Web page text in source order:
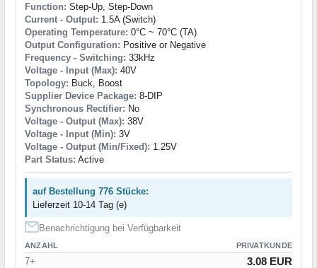
Function: Step-Up, Step-Down
Current - Output: 1.5A (Switch)
Operating Temperature: 0°C ~ 70°C (TA)
Output Configuration: Positive or Negative
Frequency - Switching: 33kHz
Voltage - Input (Max): 40V
Topology: Buck, Boost
Supplier Device Package: 8-DIP
Synchronous Rectifier: No
Voltage - Output (Max): 38V
Voltage - Input (Min): 3V
Voltage - Output (Min/Fixed): 1.25V
Part Status: Active
auf Bestellung 776 Stücke:
Lieferzeit 10-14 Tag (e)
Benachrichtigung bei Verfügbarkeit
ANZAHL PRIVATKUNDE
7+ 3.08 EUR